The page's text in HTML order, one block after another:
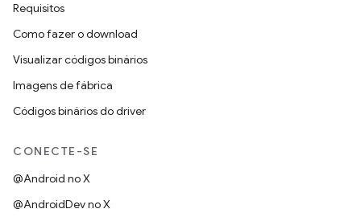
Requisitos
Como fazer o download
Visualizar códigos binários
Imagens de fábrica
Códigos binários do driver
CONECTE-SE
@Android no X
@AndroidDev no X